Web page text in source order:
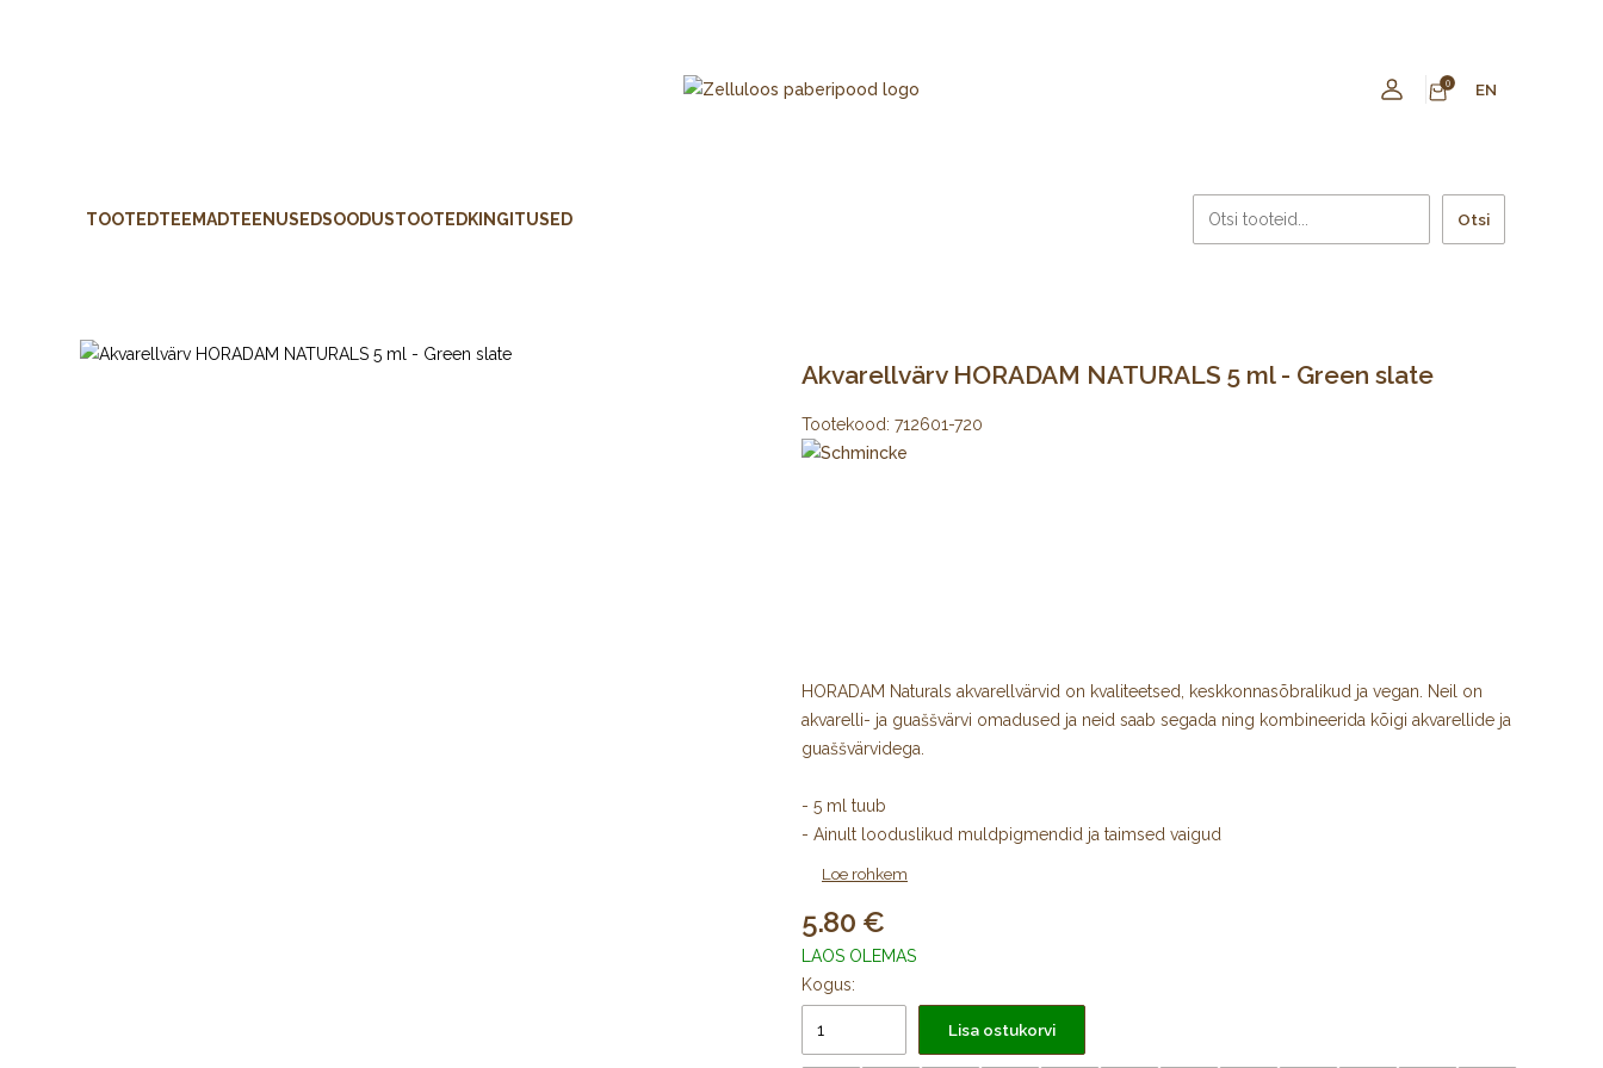
0 EN
TOOTEDTEEMADTEENUSEDSOODUSTOOTEDKINGITUSED Otsi
Akvarellvärv HORADAM NATURALS 5 ml - Green slate
Tootekood: 712601-720
HORADAM Naturals akvarellvärvid on kvaliteetsed, keskkonnasõbralikud ja vegan. Neil on
akvarelli- ja guaššvärvi omadused ja neid saab segada ning kombineerida kõigi akvarellide ja
guaššvärvidega.
- 5 ml tuub
- Ainult looduslikud muldpigmendid ja taimsed vaigud
- Matid ja valdavalt poollaseerivad toonid
- Võib segada ja kombineerida akvarell- ja guaššvärvidega
- Hea valguskindlus (3–5 tärnise valguskindlusega)
- Sobib erinevat tüüpi paberile ja kartongile
- Võib kasutada puhtalt ja veega segatult
- Pärast kuivatamist vees lahustuv
Loe rohkem
5.80
LAOS OLEMAS
Kogus:
Lisa ostukorvi